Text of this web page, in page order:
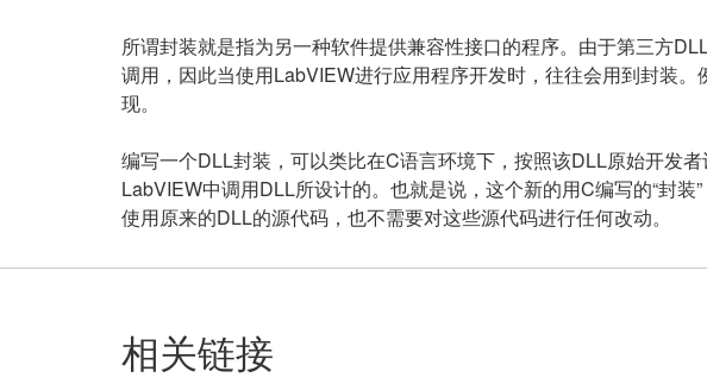
所谓封装就是指为另一种软件提供兼容性接口的程序。由于第三方
调用，因此当使用LabVIEW进行应用程序开发时，往往会用到封装
现。
编写一个DLL封装，可以类比在C语言环境下，按照该DLL原始开发
LabVIEW中调用DLL所设计的。也就是说，这个新的用C编写的“封
使用原来的DLL的源代码，也不需要对这些源代码进行任何改动。
相关链接